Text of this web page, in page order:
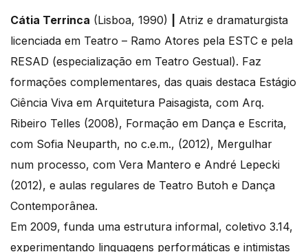
Cátia Terrinca (Lisboa, 1990)
Atriz e dramaturgista
licenciada em Teatro – Ramo Atores pela ESTC e pela
RESAD (especialização em Teatro Gestual). Faz
formações complementares, das quais destaca Estágio
Ciência Viva em Arquitetura Paisagista, com Arq.
Ribeiro Telles (2008), Formação em Dança e Escrita,
com Sofia Neuparth, no c.e.m., (2012), Mergulhar
num processo, com Vera Mantero e André Lepecki
(2012), e aulas regulares de Teatro Butoh e Dança
Contemporânea.
Em 2009, funda uma estrutura informal, coletivo 3.14,
experimentando linguagens performáticas e intimistas